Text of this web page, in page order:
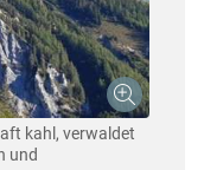
kahl, verwaldet
und